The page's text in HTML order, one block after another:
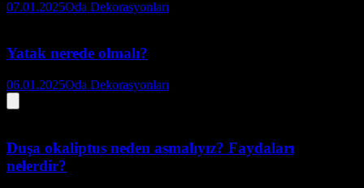
07.01.2025Oda Dekorasyonları
Yatak nerede olmalı?
06.01.2025Oda Dekorasyonları
Duşa okaliptus neden asmalıyız? Faydaları
nelerdir?